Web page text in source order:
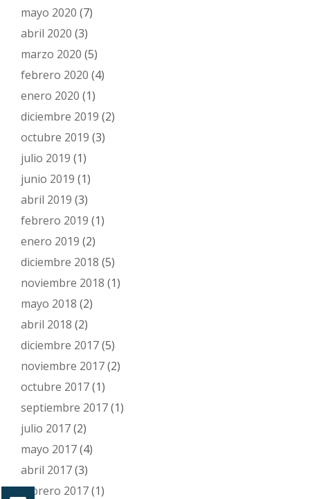
mayo 2020 (7)
abril 2020 (3)
marzo 2020 (5)
febrero 2020 (4)
enero 2020 (1)
diciembre 2019 (2)
octubre 2019 (3)
julio 2019 (1)
junio 2019 (1)
abril 2019 (3)
febrero 2019 (1)
enero 2019 (2)
diciembre 2018 (5)
noviembre 2018 (1)
mayo 2018 (2)
abril 2018 (2)
diciembre 2017(5)
noviembre 2017(2)
octubre 2017(1)
septiembre 2017(1)
julio 2017(2)
mayo 2017(4)
abril 2017(3)
febrero 2017(1)